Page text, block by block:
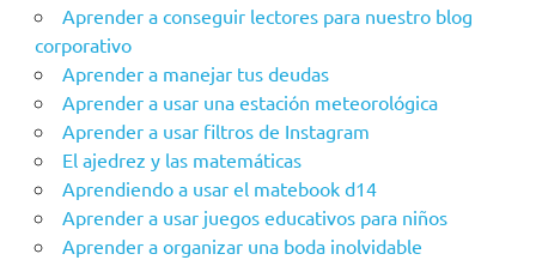
Aprender a conseguir lectores para nuestro blog
corporativo
Aprender a manejar tus deudas
Aprender a usar una estación meteorológica
Aprender a usar filtros de Instagram
El ajedrez y las matemáticas
Aprendiendo a usar el matebook d14
Aprender a usar juegos educativos para niños
Aprender a organizar una boda inolvidable